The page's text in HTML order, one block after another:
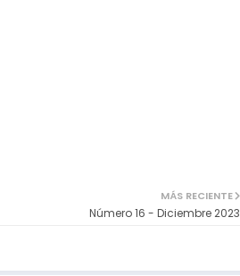
MÁS RECIENTE
Número 16 - Diciembre 2023